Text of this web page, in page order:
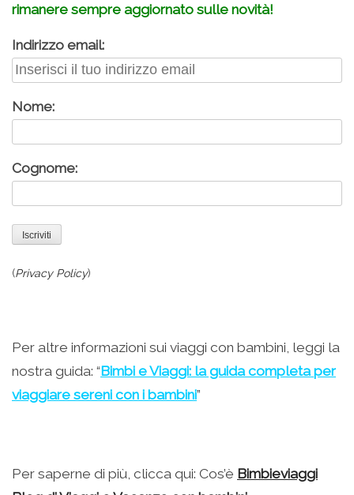
rimanere sempre aggiornato sulle novità!
Indirizzo email:
Nome:
Cognome:
(Privacy Policy)
Per altre informazioni sui viaggi con bambini, leggi la
nostra guida: “Bimbi e Viaggi: la guida completa per
viaggiare sereni con i bambini”
Per saperne di più, clicca qui: Cos’è Bimbieviaggi